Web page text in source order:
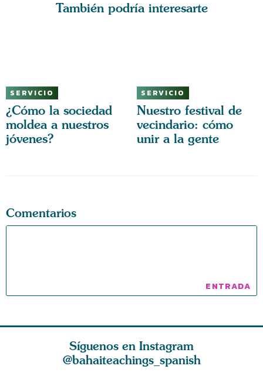
También podría interesarte
SERVICIO
¿Cómo la sociedad
moldea a nuestros
jóvenes?
SERVICIO
Nuestro festival de
vecindario: cómo
unir a la gente
Comentarios
Síguenos en Instagram
@bahaiteachings_spanish